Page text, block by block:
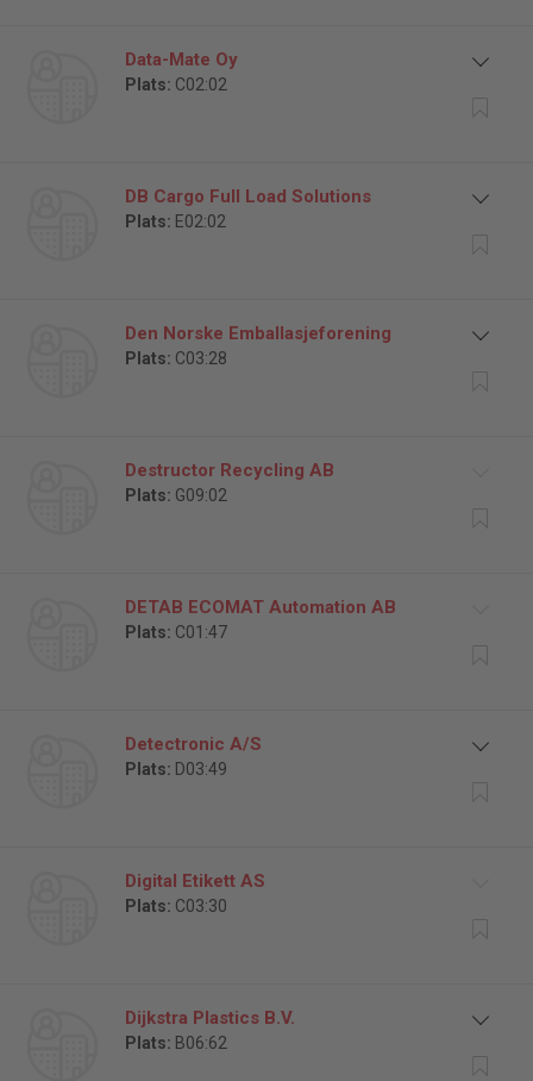
Data-Mate Oy
Plats: C02:02
DB Cargo Full Load Solutions
Plats: E02:02
Den Norske Emballasjeforening
Plats: C03:28
Destructor Recycling AB
Plats: G09:02
DETAB ECOMAT Automation AB
Plats: C01:47
Detectronic A/S
Plats: D03:49
Digital Etikett AS
Plats: C03:30
Dijkstra Plastics B.V.
Plats: B06:62